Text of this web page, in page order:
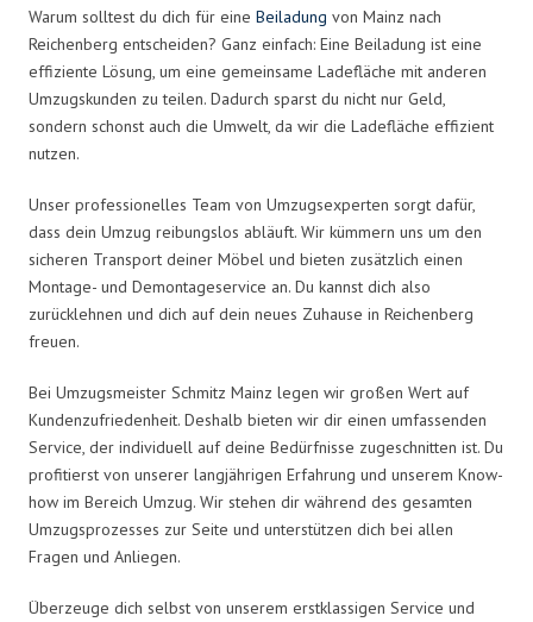
Warum solltest du dich für eine Beiladung von Mainz nach
Reichenberg entscheiden? Ganz einfach: Eine Beiladung ist eine
effiziente Lösung, um eine gemeinsame Ladefläche mit anderen
Umzugskunden zu teilen. Dadurch sparst du nicht nur Geld,
sondern schonst auch die Umwelt, da wir die Ladefläche effizient
nutzen.
Unser professionelles Team von Umzugsexperten sorgt dafür,
dass dein Umzug reibungslos abläuft. Wir kümmern uns um den
sicheren Transport deiner Möbel und bieten zusätzlich einen
Montage- und Demontageservice an. Du kannst dich also
zurücklehnen und dich auf dein neues Zuhause in Reichenberg
freuen.
Bei Umzugsmeister Schmitz Mainz legen wir großen Wert auf
Kundenzufriedenheit. Deshalb bieten wir dir einen umfassenden
Service, der individuell auf deine Bedürfnisse zugeschnitten ist. Du
profitierst von unserer langjährigen Erfahrung und unserem Know-
how im Bereich Umzug. Wir stehen dir während des gesamten
Umzugsprozesses zur Seite und unterstützen dich bei allen
Fragen und Anliegen.
Überzeuge dich selbst von unserem erstklassigen Service und